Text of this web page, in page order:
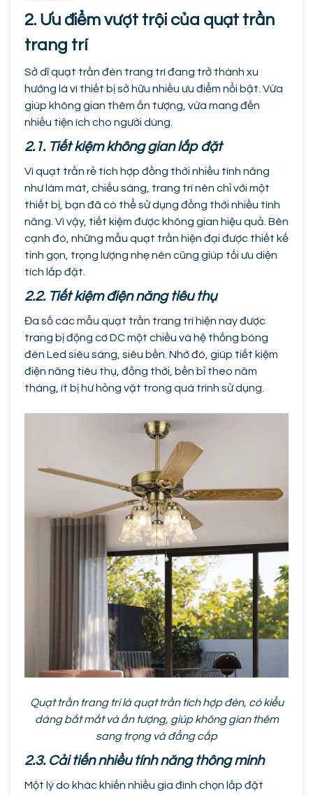
2. Ưu điểm vượt trội của quạt trần
trang trí
Sở dĩ quạt trần đèn trang trí đang trở thành xu
hướng là vì thiết bị sở hữu nhiều ưu điểm nổi bật. Vừa
giúp không gian thêm ấn tượng, vừa mang đến
nhiều tiện ích cho người dùng.
2.1. Tiết kiệm không gian lắp đặt
Vì quạt trần rẻ tích hợp đồng thời nhiều tính năng
như làm mát, chiếu sáng, trang trí nên chỉ với một
thiết bị, bạn đã có thể sử dụng đồng thời nhiều tính
năng. Vì vậy, tiết kiệm được không gian hiệu quả. Bên
cạnh đó, những mẫu quạt trần hiện đại được thiết kế
tinh gọn, trọng lượng nhẹ nên cũng giúp tối ưu diện
tích lắp đặt.
2.2. Tiết kiệm điện năng tiêu thụ
Đa số các mẫu quạt trần trang trí hiện nay được
trang bị động cơ DC một chiều và hệ thống bóng
đèn Led siêu sáng, siêu bền. Nhờ đó, giúp tiết kiệm
điện năng tiêu thụ, đồng thời, bền bỉ theo năm
tháng, ít bị hư hỏng vặt trong quá trình sử dụng.
Quạt trần trang trí là quạt trần tích hợp đèn, có kiểu
dáng bắt mắt và ấn tượng, giúp không gian thêm
sang trọng và đẳng cấp
2.3. Cải tiến nhiều tính năng thông minh
Một lý do khác khiến nhiều gia đình chọn lắp đặt